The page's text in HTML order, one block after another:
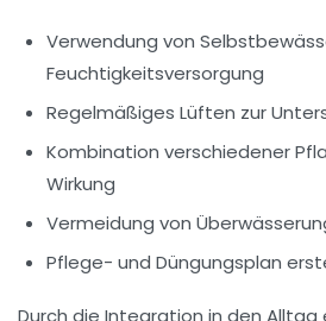
Verwendung von
Feuchtigkeitsversorgung
Regelmäßiges Lüften zur
Kombination verschiedener
Wirkung
Vermeidung von
Pflege- und Düngungsplan
Durch die Integration in den